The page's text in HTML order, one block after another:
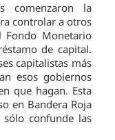
comenzaron la
controlar a otros
Fondo Monetario
de capital.
capitalistas más
esos gobiernos
que hagan. Esta
en Bandera Roja
confunde las